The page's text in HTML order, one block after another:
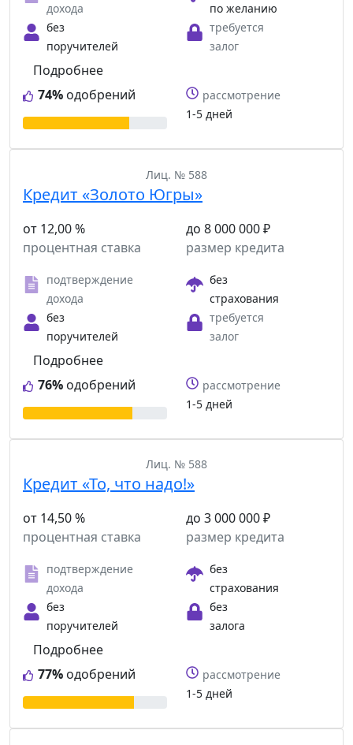
дохода
по желанию
без
поручителей
требуется
залог
74% одобрений
Подробнее
рассмотрение
1-5 дней
Лиц. № 588
Кредит «Золото Югры»
от 12,00 %
процентная ставка
до 8 000 000 ₽
размер кредита
подтверждение
дохода
без
страхования
без
поручителей
требуется
залог
76% одобрений
Подробнее
рассмотрение
1-5 дней
Лиц. № 588
Кредит «То, что надо!»
от 14,50 %
процентная ставка
до 3 000 000 ₽
размер кредита
подтверждение
дохода
без
страхования
без
поручителей
без
залога
77% одобрений
Подробнее
рассмотрение
1-5 дней